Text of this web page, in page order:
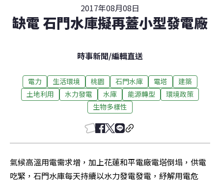
2017年08月08日
缺電 石門水庫擬再蓋小型發電廠
時事新聞/編輯直送
電力 生活環境 桃園 石門水庫 電塔
建築
土地利用
水力發電 水庫 能源轉型
環境政策
生物多樣性
氣候高溫用電需求增，加上花蓮和平電廠電塔倒塌，供電
吃緊，石門水庫每天持續以水力發電發電，紓解用電危